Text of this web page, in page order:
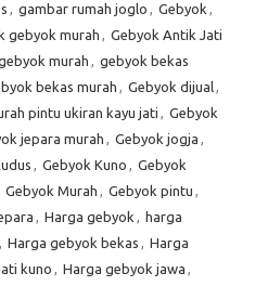
, gambar rumah joglo , Gebyok ,
gebyok murah , Gebyok Antik Jati
murah , gebyok bekas
bekas murah , Gebyok dijual,
pintu ukiran kayu jati , Gebyok
jepara murah , Gebyok jogja ,
, Gebyok Kuno , Gebyok
Gebyok Murah , Gebyok pintu ,
, Harga gebyok , harga
, Harga gebyok bekas , Harga
kuno , Harga gebyok jawa ,